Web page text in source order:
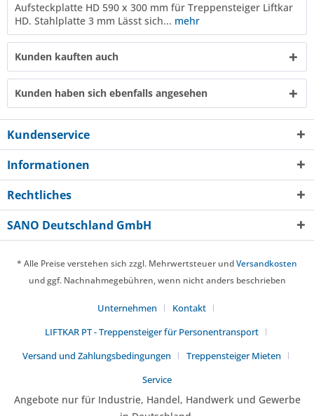
Aufsteckplatte HD 590 x 300 mm für Treppensteiger Liftkar
HD. Stahlplatte 3 mm Lässt sich... mehr
Kunden kauften auch
Kunden haben sich ebenfalls angesehen
Kundenservice
Informationen
Rechtliches
SANO Deutschland GmbH
* Alle Preise verstehen sich zzgl. Mehrwertsteuer undVersandkosten
und ggf. Nachnahmegebühren, wenn nicht anders beschrieben
Unternehmen
Kontakt
LIFTKAR PT - Treppensteiger für Personentransport
Versand und Zahlungsbedingungen
Treppensteiger Mieten
Service
Angebote nur für Industrie, Handel, Handwerk und Gewerbe